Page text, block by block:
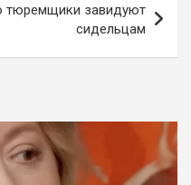
тюремщики завидуют
сидельцам